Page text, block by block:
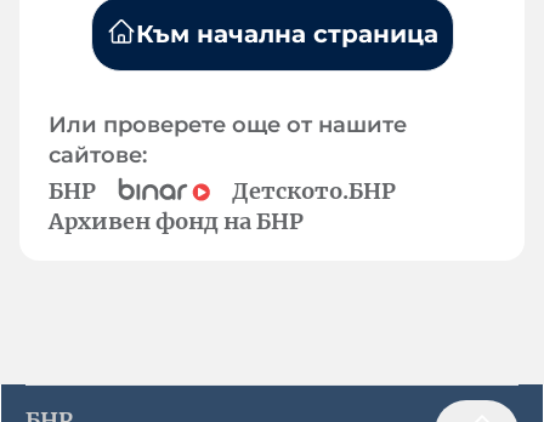
Към начална страница
Или проверете още от нашите
сайтове:
БНР
Детското.БНР
Архивен фонд на БНР